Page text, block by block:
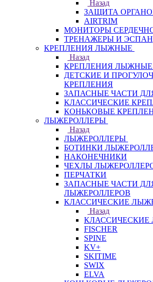
Назад
ЗАЩИТА
AIRTRIM
МОНИТОРЫ
ТРЕНАЖЕРЫ И
КРЕПЛЕНИЯ ЛЫЖНЫЕ
Назад
КРЕПЛЕНИЯ ЛЫЖНЫЕ
ДЕТСКИЕ И
КРЕПЛЕНИЯ
ЗАПАСНЫЕ ЧАСТИ
КЛАССИЧЕСКИЕ
КОНЬКОВЫЕ
ЛЫЖЕРОЛЛЕРЫ
Назад
ЛЫЖЕРОЛЛЕРЫ
БОТИНКИ
НАКОНЕЧНИКИ
ЧЕХЛЫ
ПЕРЧАТКИ
ЗАПАСНЫЕ ЧАСТИ
ЛЫЖЕРОЛЛЕРОВ
КЛАССИЧЕСКИЕ
Назад
КЛАССИЧЕСКИЕ
FISCHER
SPINE
KV+
SKITIME
SWIX
ELVA